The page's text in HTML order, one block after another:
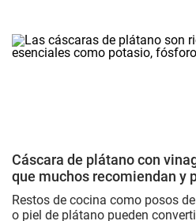
Cáscara de plátano con
que muchos recomiendan y
Restos de cocina como posos
o piel de plátano pueden